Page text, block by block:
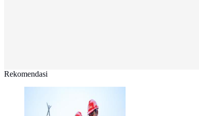
Rekomendasi